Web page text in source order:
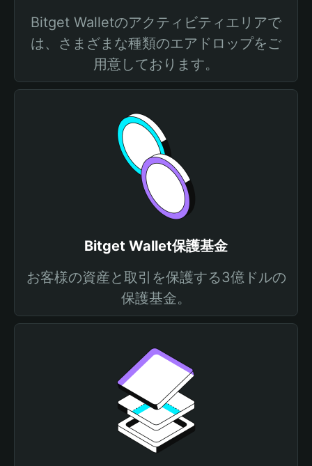
Bitget Walletのアクティビティエリアで
は、さまざまな種類のエアドロップをご
用意しております。
Bitget Wallet保護基金
お客様の資産と取引を保護する3億ドルの
保護基金。